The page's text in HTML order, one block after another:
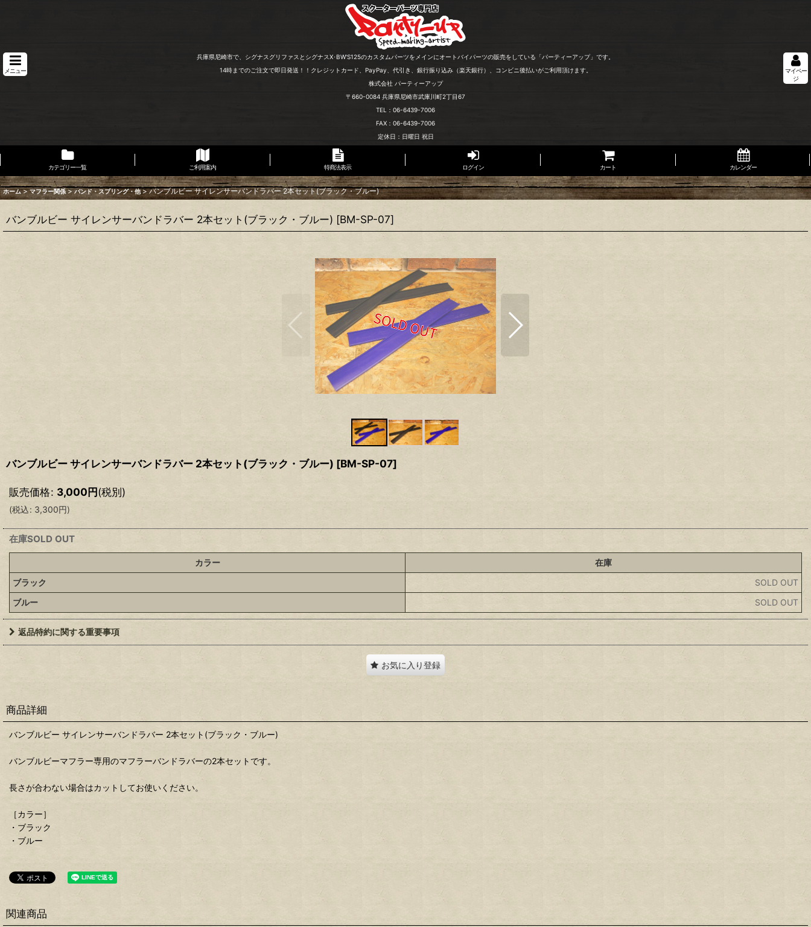
メニュー
兵庫県尼崎市で、シグナスグリファスとシグナスX･BW'S125のカスタムパーツをメインにオートバイパーツの販売をしている「パーティーアップ」です。
14時までのご注文で即日発送！！クレジットカード、PayPay、代引き、銀行振り込み（楽天銀行）、コンビニ後払いがご利用頂けます。
株式会社 パーティーアップ
〒660-0084 兵庫県尼崎市武庫川町2丁目67
TEL：06-6439-7006
FAX：06-6439-7006
定休日：日曜日 祝日
マイペー
ジ
カテゴリー一覧 ご利用案内 特商法表示 ログイン カート カレンダー
ホーム > マフラー関係 > バンド・スプリング・他 > バンブルビー サイレンサーバンドラバー 2本セット(ブラック・ブルー)
バンブルビー サイレンサーバンドラバー 2本セット(ブラック・ブルー) [BM-SP-07]
バンブルビー サイレンサーバンドラバー 2本セット(ブラック・ブルー) [BM-SP-07]
販売価格: 3,000円(税別)
(税込: 3,300円)
在庫SOLD OUT
カラー
在庫
ブラック
SOLD OUT
ブルー
SOLD OUT
返品特約に関する重要事項
お気に入り登録
商品詳細
バンブルビー サイレンサーバンドラバー 2本セット(ブラック・ブルー)
バンブルビーマフラー専用のマフラーバンドラバーの2本セットです。
長さが合わない場合はカットしてお使いください。
［カラー］
・ブラック
・ブルー
関連商品